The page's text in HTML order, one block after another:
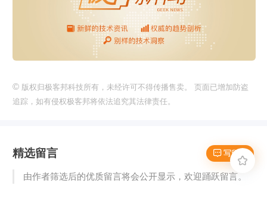
© 版权归极客邦科技所有，未经许可不得传播售卖。 页面已增加防盗
追踪，如有侵权极客邦将依法追究其法律责任。
 写留言
精选留言
由作者筛选后的优质留言将会公开显示，欢迎踊跃留言。
